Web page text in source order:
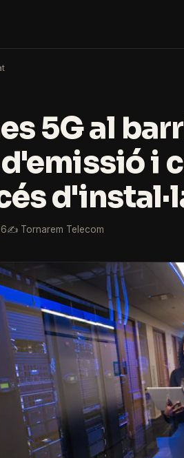
5G al
i
✍️ Tornarem Telecom